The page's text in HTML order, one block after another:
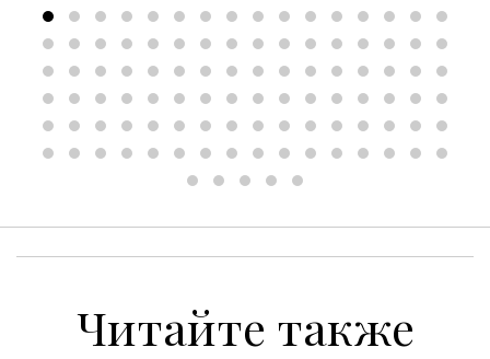
Читайте также